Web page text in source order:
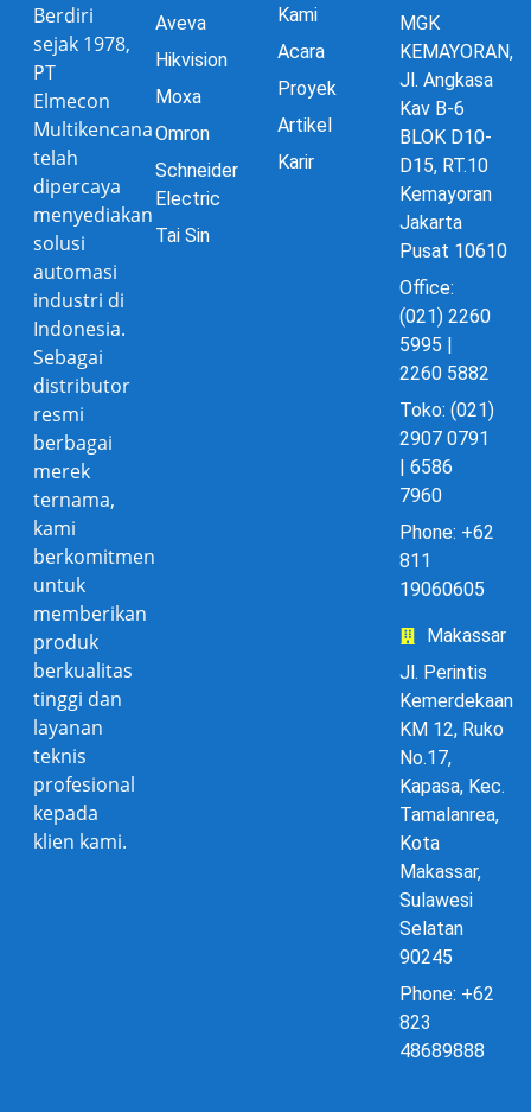
Berdiri
sejak 1978,
PT
Elmecon
Multikencana
telah
dipercaya
menyediakan
solusi
automasi
industri di
Indonesia.
Sebagai
distributor
resmi
berbagai
merek
ternama,
kami
berkomitmen
untuk
memberikan
produk
berkualitas
tinggi dan
layanan
teknis
profesional
kepada
klien kami.
Aveva
Hikvision
Moxa
Omron
Schneider
Electric
Tai Sin
Kami
Acara
Proyek
Artikel
Karir
MGK
KEMAYORAN,
Jl. Angkasa
Kav B-6
BLOK D10-
D15, RT.10
Kemayoran
Jakarta
Pusat 10610
Office:
(021) 2260
5995 |
2260 5882
Toko: (021)
2907 0791
| 6586
7960
Phone: +62
811
19060605
Makassar
Jl. Perintis
Kemerdekaan
KM 12, Ruko
No.17,
Kapasa, Kec.
Tamalanrea,
Kota
Makassar,
Sulawesi
Selatan
90245
Phone: +62
823
48689888